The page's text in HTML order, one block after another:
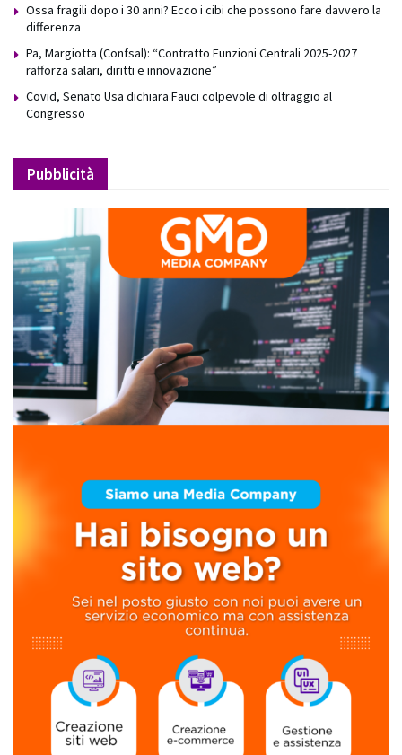
Ossa fragili dopo i 30 anni? Ecco i cibi che possono fare davvero la
differenza
Pa, Margiotta (Confsal): “Contratto Funzioni Centrali 2025-2027
rafforza salari, diritti e innovazione”
Covid, Senato Usa dichiara Fauci colpevole di oltraggio al
Congresso
Pubblicità